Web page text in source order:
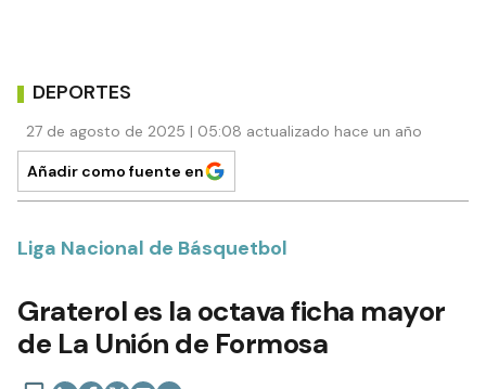
DEPORTES
27 de agosto de 2025 | 05:08 actualizado hace un año
Añadir como fuente en
Liga Nacional de Básquetbol
Graterol es la octava ficha mayor
de La Unión de Formosa